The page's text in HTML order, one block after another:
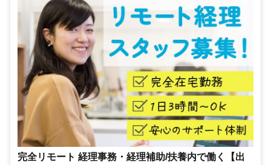
完全リモート 経理事務・経理補助/扶養内で働く【出